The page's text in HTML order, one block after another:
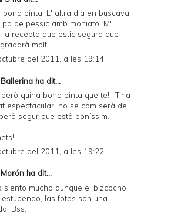
bona pinta! L' altra dia en buscava
pa de pessic amb moniato. M'
la recepta que estic segura que
molt.
del 2011, a les 19:14
ha dit...
però quina bona pinta que te!!! T'ha
espectacular, no se com serà de
segur que està boníssim.
del 2011, a les 19:22
ha dit...
siento mucho aunque el bizcocho
estupendo, las fotos son una
Bss.